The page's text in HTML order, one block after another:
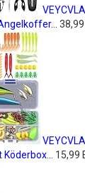
38,99
15,99